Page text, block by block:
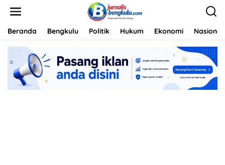
Beranda Bengkulu Politik Hukum Ekonomi Nasional